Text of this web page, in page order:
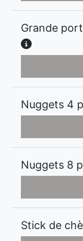
Grande
Nuggets 4
Nuggets 8
Stick de